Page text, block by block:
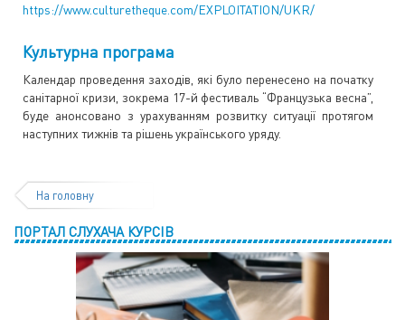
https://www.culturetheque.com/EXPLOITATION/UKR/
Культурна програма
Календар проведення заходів, які було перенесено на початку
санітарної кризи, зокрема 17-й фестиваль “Французька весна”,
буде анонсовано з урахуванням розвитку ситуації протягом
наступних тижнів та рішень українського уряду.
На головну
ПОРТАЛ СЛУХАЧА КУРСІВ